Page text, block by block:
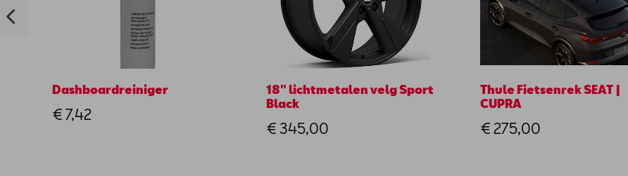
Dashboardreiniger
€ 7,42
18" lichtmetalen velg Sport
Black
€ 345,00
Thule Fietsenrek SEAT |
CUPRA
€ 275,00